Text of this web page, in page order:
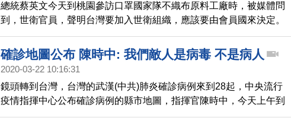
總統蔡英文今天到桃園參訪口罩國家隊不織布原料工廠時，被媒體問
到，世衛官員，聲明台灣要加入世衛組織，應該要由會員國來決定。
蔡英文表示，對全世界來講有台灣參與，醫療體系會更好。
確診地圖公布 陳時中: 我們敵人是病毒 不是病人
2020-03-22 10:16:31
鏡頭轉到台灣，台灣的武漢(中共)肺炎確診病例來到28起，中央流行
疫情指揮中心公布確診病例的縣市地圖，指揮官陳時中，今天上午到
桃園聽取防疫準備工作。陳時中說，希望中央跟地方密切合作，並